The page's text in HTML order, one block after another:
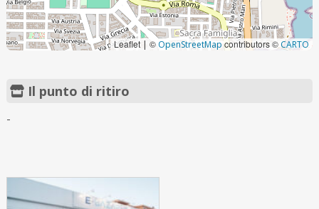
Leaflet | © OpenStreetMapcontributors © CARTO
Il punto di ritiro
-